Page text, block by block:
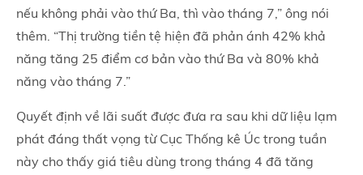
nếu không phải vào thứ Ba, thì vào tháng 7,” ông nói
thêm. “Thị trường tiền tệ hiện đã phản ánh 42% khả
năng tăng 25 điểm cơ bản vào thứ Ba và 80% khả
năng vào tháng 7.”
Quyết định về lãi suất được đưa ra sau khi dữ liệu lạm
phát đáng thất vọng từ Cục Thống kê Úc trong tuần
này cho thấy giá tiêu dùng trong tháng 4 đã tăng